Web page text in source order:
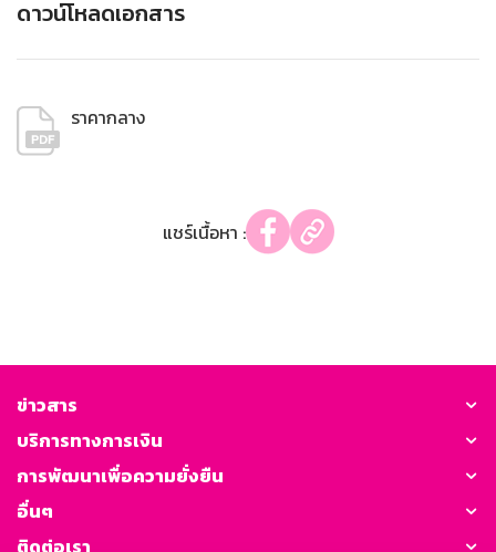
ดาวน์โหลดเอกสาร
ราคากลาง
แชร์เนื้อหา :
ข่าวสาร
บริการทางการเงิน
การพัฒนาเพื่อความยั่งยืน
อื่นๆ